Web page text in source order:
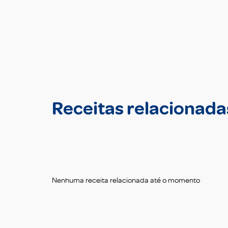
Receitas
Nenhuma receita relacionada até o momento